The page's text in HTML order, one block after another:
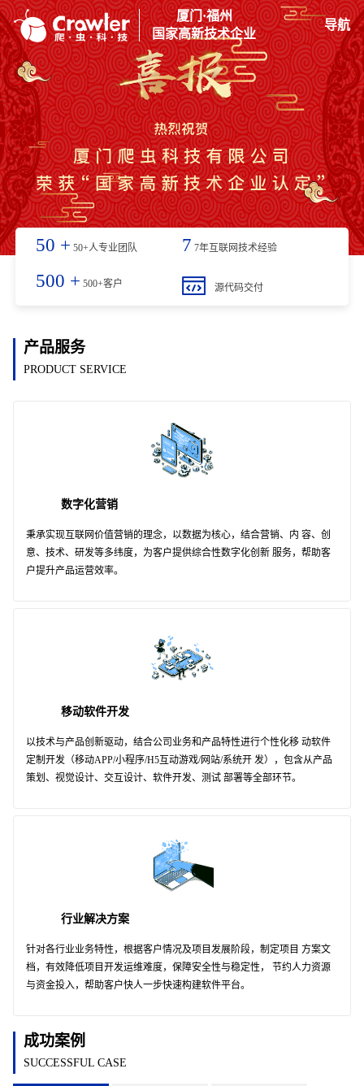
厦门·福州
国家高新技术企业
导航
50 + 50+人专业团队 7 7年互联网技术经验
500 + 500+客户 源代码交付
产品服务
PRODUCT SERVICE
数字化营销
秉承实现互联网价值营销的理念，以数据为核心，结合营销、内 容、创
意、技术、研发等多纬度，为客户提供综合性数字化创新 服务，帮助客
户提升产品运营效率。
移动软件开发
以技术与产品创新驱动，结合公司业务和产品特性进行个性化移 动软件
定制开发（移动APP/小程序/H5互动游戏/网站/系统开 发），包含从产品
策划、视觉设计、交互设计、软件开发、测试 部署等全部环节。
行业解决方案
针对各行业业务特性，根据客户情况及项目发展阶段，制定项目 方案文
档，有效降低项目开发运维难度，保障安全性与稳定性， 节约人力资源
与资金投入，帮助客户快人一步快速构建软件平台。
成功案例
SUCCESSFUL CASE